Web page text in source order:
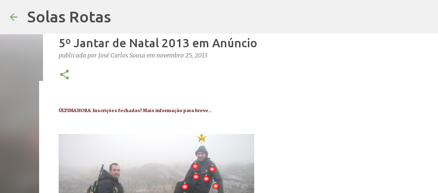
Solas Rotas
0
5º Jantar de Natal 2013 em Anúncio
publicada por José Carlos Sousa em novembro 25, 2013
ÚLTIMA HORA: Inscrições fechadas! Mais informação para breve..